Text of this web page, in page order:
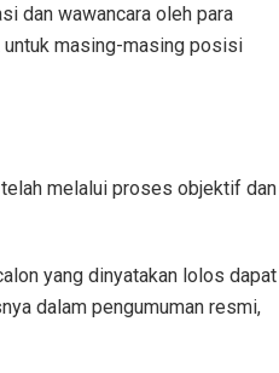
dan wawancara oleh para
untuk masing-masing posisi
melalui proses objektif dan
yang dinyatakan lolos dapat
dalam pengumuman resmi,